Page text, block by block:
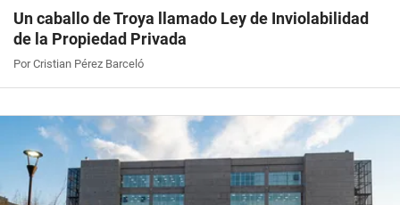
Un caballo de Troya llamado Ley de Inviolabilidad
de la Propiedad Privada
Por Cristian Pérez Barceló